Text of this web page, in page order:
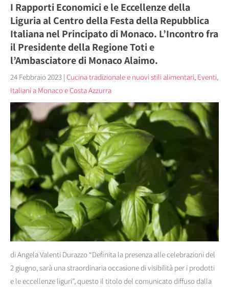
I Rapporti Economici e le Eccellenze della
Liguria al Centro della Festa della Repubblica
Italiana nel Principato di Monaco. L’Incontro fra
il Presidente della Regione Toti e
l’Ambasciatore di Monaco Alaimo.
24 Febbraio 2023 | Cucina tradizionale e nuovi stili alimentari, Eventi,
Italiani a Monaco e Costa Azzurra
di Angela Valenti Durazzo “Definita la presenza alle celebrazioni del
2 giugno, sarà una straordinaria occasione di visibilità per i prodotti
e le eccellenze liguri”, questo il titolo del comunicato diffuso dalla